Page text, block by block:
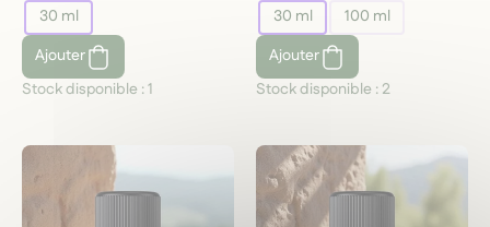
30 ml
Ajouter
Stock disponible :1
30 ml
100 ml
Ajouter
Stock disponible : 2